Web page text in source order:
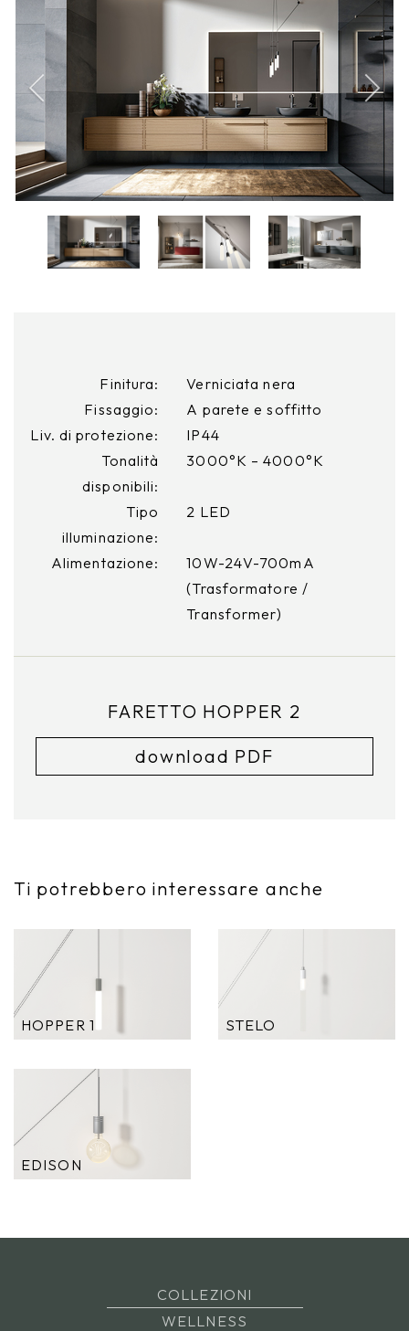
Finitura:
Verniciata nera
Fissaggio:
A parete e soffitto
Liv. di protezione:
IP44
Tonalità
disponibili:
3000°K – 4000°K
Tipo
illuminazione:
2 LED
Alimentazione:
10W-24V-700mA
(Trasformatore /
Transformer)
FARETTO HOPPER 2
download PDF
Ti potrebbero interessare anche
HOPPER 1 STELO
EDISON
COLLEZIONI
WELLNESS